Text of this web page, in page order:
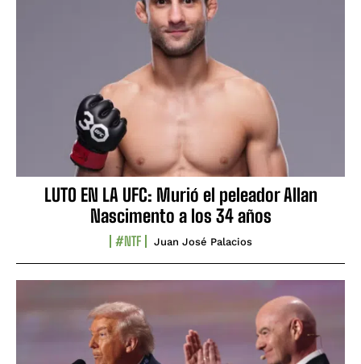
LUTO EN LA UFC: Murió el peleador Allan
Nascimento a los 34 años
#NTF Juan José Palacios